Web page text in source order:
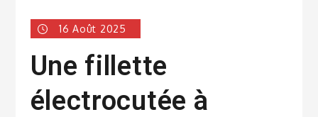
16 Août 2025
Une fillette
électrocutée à